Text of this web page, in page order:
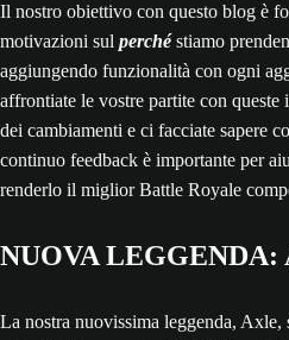
Il nostro obiettivo con questo blog è
motivazioni sul perchéstiamo
aggiungendo funzionalità con ogni
affrontiate le vostre partite con
dei cambiamenti e ci facciate sapere
continuo feedback è importante per
renderlo il miglior Battle Royale
NUOVA LEGGENDA:
La nostra nuovissima leggenda, Axle,